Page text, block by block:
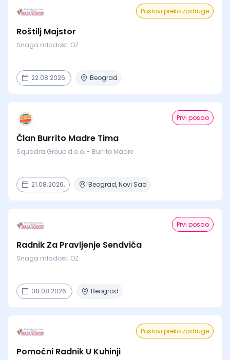
Poslovi preko zadruge
Roštilj Majstor
Snaga mladosti OZ
22.08.2026. Beograd
Prvi posao
Član Burrito Madre Tima
Squadra Group d.o.o. - Burrito Madre
21.08.2026. Beograd, Novi Sad
Prvi posao
Radnik Za Pravljenje Sendviča
Snaga mladosti OZ
08.08.2026. Beograd
Poslovi preko zadruge
Pomoćni Radnik U Kuhinji